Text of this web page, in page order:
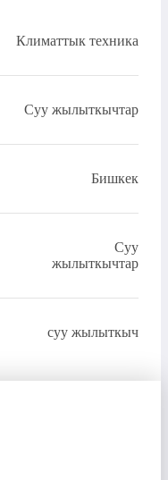
Климаттык техника
Суу жылыткычтар
Бишкек
Суу
жылыткычтар
суу жылыткыч